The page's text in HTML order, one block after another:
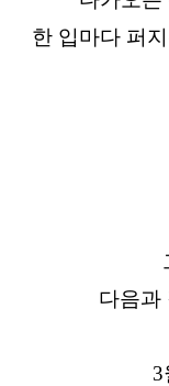
한 입마다 퍼
다음과